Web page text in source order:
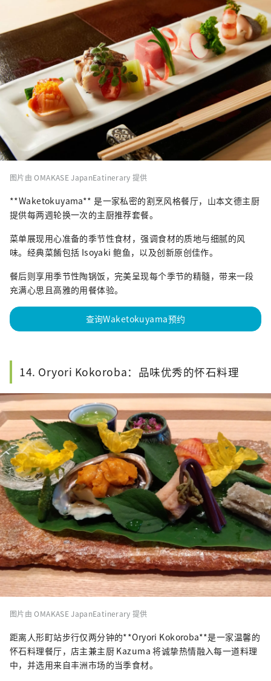
图片由 OMAKASE JapanEatinerary 提供
**Waketokuyama** 是一家私密的割烹风格餐厅，山本文德主厨
提供每两週轮换一次的主厨推荐套餐。
菜单展现用心准备的季节性食材，强调食材的质地与细腻的风
味。经典菜餚包括 Isoyaki 鲍鱼，以及创新原创佳作。
餐后则享用季节性陶锅饭，完美呈现每个季节的精髓，带来一段
充满心思且高雅的用餐体验。
查询Waketokuyama预约
14. Oryori Kokoroba：品味优秀的怀石料理
图片由 OMAKASE JapanEatinerary 提供
距离人形町站步行仅两分钟的**Oryori Kokoroba**是一家温馨的
怀石料理餐厅，店主兼主厨 Kazuma 将诚挚热情融入每一道料理
中，并选用来自丰洲市场的当季食材。